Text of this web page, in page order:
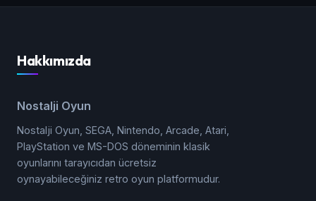
Hakkımızda
Nostalji Oyun
Nostalji Oyun, SEGA, Nintendo, Arcade, Atari,
PlayStation ve MS-DOS döneminin klasik
oyunlarını tarayıcıdan ücretsiz
oynayabileceğiniz retro oyun platformudur.